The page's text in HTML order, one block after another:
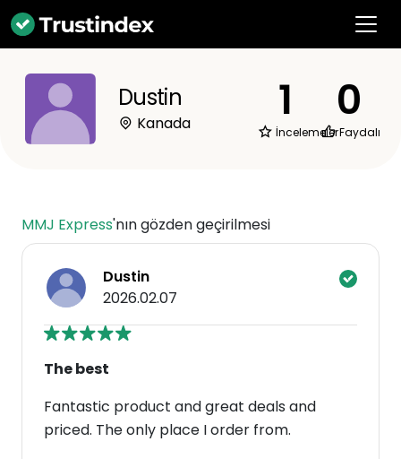
Dustin
Kanada 1
İncelemeler
0
Faydalı
MMJ Express'nın gözden geçirilmesi
Dustin
2026.02.07
The best
Fantastic product and great deals and
priced. The only place I order from.